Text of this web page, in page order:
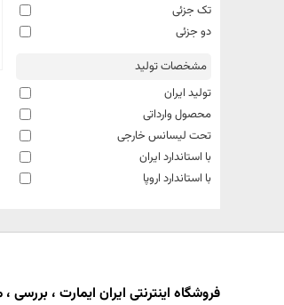
تک جزئی
دو جزئی
مشخصات تولید
تولید ایران
محصول وارداتی
تحت لیسانس خارجی
با استاندارد ایران
با استاندارد اروپا
فروشگاه اینترنتی ایران ایمارت ، بررسی